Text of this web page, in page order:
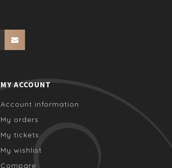
MY ACCOUNT
Account information
My orders
My tickets
My wishlist
Compare